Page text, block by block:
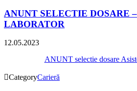
ANUNT SELECTIE DOSARE
LABORATOR
12.05.2023
ANUNT selectie dosare
CategoryCarieră